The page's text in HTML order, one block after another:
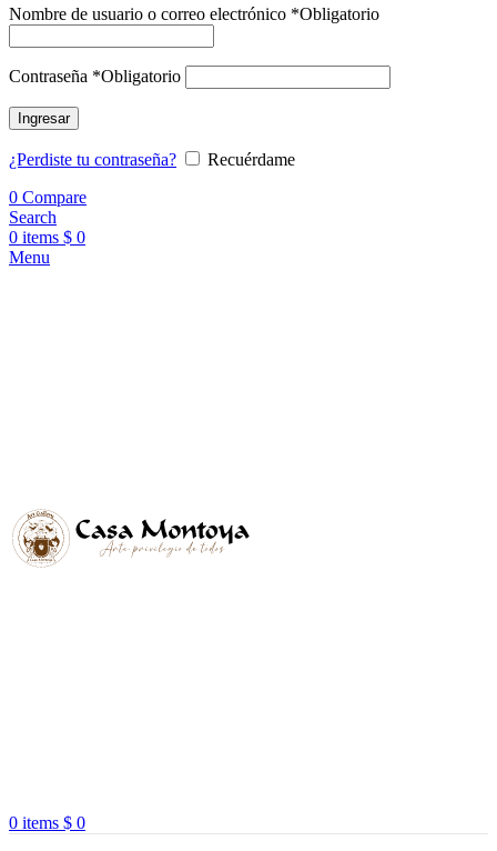
Nombre de usuario o correo electrónico *Obligatorio
Contraseña *Obligatorio
Ingresar
¿Perdiste tu contraseña?
Recuérdame
0 Compare
Search
0 items $ 0
Menu
0 items $ 0